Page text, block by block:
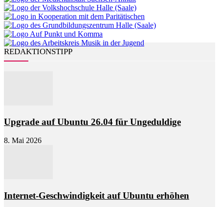
REDAKTIONSTIPP
Upgrade auf Ubuntu 26.04 für Ungeduldige
8. Mai 2026
Internet-Geschwindigkeit auf Ubuntu erhöhen